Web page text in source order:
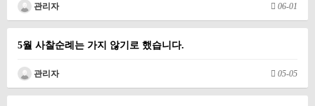
관리자 06-01
5월 사찰순례는 가지 않기로 했습니다.
관리자 05-05